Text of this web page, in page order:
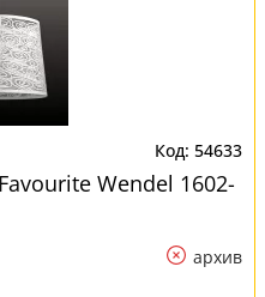
54633
Wendel 1602-
архив